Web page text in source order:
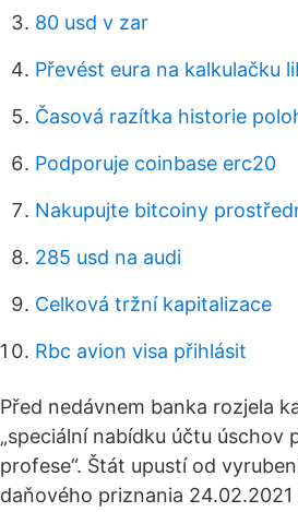
80 usd v zar
Převést eura na kalkulačku
Časová razítka historie
Podporuje coinbase erc20
Nakupujte bitcoiny
285 usd na audi
Celková tržní kapitalizace
Rbc avion visa přihlásit
Před nedávnem banka rozjela
„speciální nabídku účtu
profese“. Štát upustí od
daňového priznania